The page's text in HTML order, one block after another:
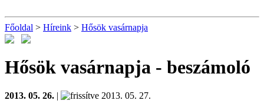
Főoldal > Híreink > Hősök vasárnapja
Hősök vasárnapja - beszámoló
2013. 05. 26. | 2013. 05. 27.